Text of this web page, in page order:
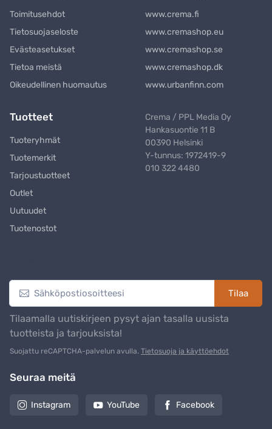
Toimitusehdot
Tietosuojaseloste
Evästeasetukset
Tietoa meistä
Oikeudellinen huomautus
www.crema.fi
www.cremashop.eu
www.cremashop.se
www.cremashop.dk
www.urbanfinn.com
Tuotteet
Tuoteryhmät
Tuotemerkit
Tarjoustuotteet
Outlet
Uutuudet
Tuotenostot
Crema / PPL Media Oy
Hankasuontie 11 B
00390 Helsinki
Y-tunnus: 1972419-9
010 322 4480
Tilaa
Tilaamalla uutiskirjeen pysyt ajan tasalla uusista
tuotteista ja tarjouksista!
Suojattu reCAPTCHA-palvelun avulla. Tietosuoja ja käyttöehdot
Seuraa meitä
Instagram YouTube Facebook